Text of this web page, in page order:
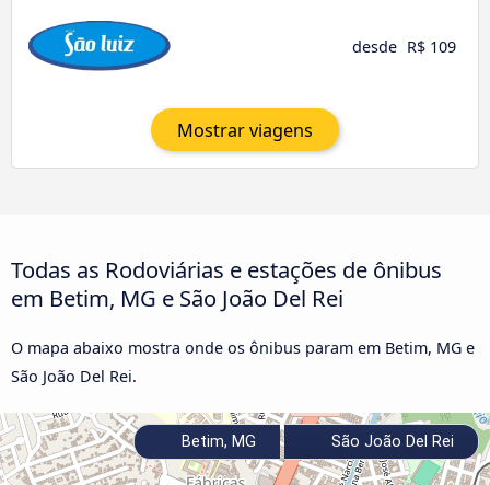
desde R$ 109
Mostrar viagens
Todas as Rodoviárias e estações de ônibus
em Betim, MG e São João Del Rei
O mapa abaixo mostra onde os ônibus param em Betim, MG e
São João Del Rei.
Betim, MG São João Del Rei